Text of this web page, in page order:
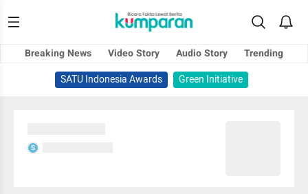
Breaking News Video Story Audio Story
Trending
SATU Indonesia Awards
Green Initiative
S